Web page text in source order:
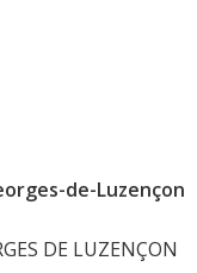
de-Luzençon
DE LUZENÇON